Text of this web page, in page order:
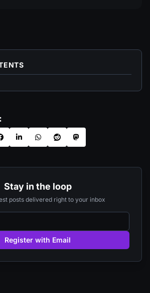
Stay in the loop
posts delivered right to your inbox
Register with Email